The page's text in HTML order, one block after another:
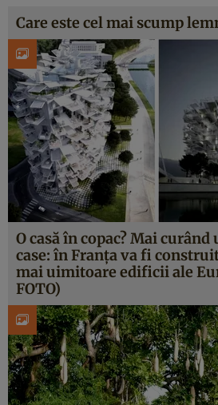
Care este cel mai scump
O casă în copac? Mai curând
case: în Franţa va fi
mai uimitoare edificii ale
FOTO)